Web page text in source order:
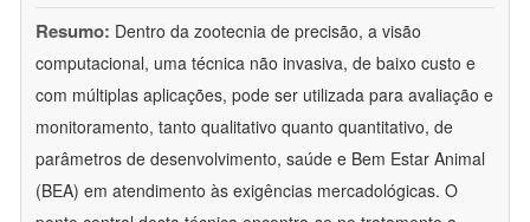
Resumo: Dentro da zootecnia de precisão, a visão
computacional, uma técnica não invasiva, de baixo custo e
com múltiplas aplicações, pode ser utilizada para avaliação e
monitoramento, tanto qualitativo quanto quantitativo, de
parâmetros de desenvolvimento, saúde e Bem Estar Animal
(BEA) em atendimento às exigências mercadológicas. O